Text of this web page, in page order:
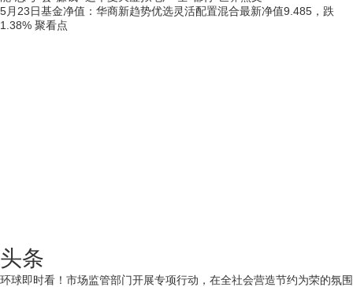
5月23日基金净值：华商新趋势优选灵活配置混合最新净值9.485，跌
1.38% 聚看点
头条
环球即时看！市场监管部门开展专项行动，在全社会营造节约为荣的氛围